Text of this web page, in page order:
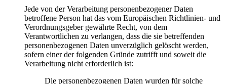
Jede von der Verarbeitung personenbezogener Daten
betroffene Person hat das vom Europäischen Richtlinien- und
Verordnungsgeber gewährte Recht, von dem
Verantwortlichen zu verlangen, dass die sie betreffenden
personenbezogenen Daten unverzüglich gelöscht werden,
sofern einer der folgenden Gründe zutrifft und soweit die
Verarbeitung nicht erforderlich ist:
Die personenbezogenen Daten wurden für solche